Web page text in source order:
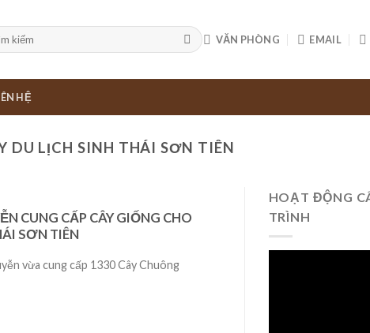
VĂN PHÒNG EMAIL
HỆ
DU LỊCH SINH THÁI SƠN TIÊN
CUNG CẤP CÂY GIỐNG CHO
SƠN TIÊN
vừa cung cấp 1330 Cây Chuông
HOẠT ĐỘNG
TRÌNH